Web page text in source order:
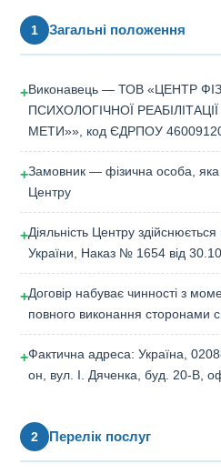
1 Загальні положення
+Виконавець — ТОВ «ЦЕНТР
ПСИХОЛОГІЧНОЇ
МЕТИ»», код ЄДРПОУ
+Замовник — фізична особа, яка
Центру
+Діяльність Центру здійснюється
України, Наказ № 1654 від
+Договір набуває чинності з
повного виконання сторонами
+Фактична адреса: Україна,
он, вул. І. Дяченка, буд. 20-В,
2 Перелік послуг